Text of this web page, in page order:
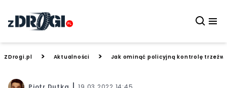
ZDrogi.pl > Aktualności > Jak ominąć policyjną kontrolę